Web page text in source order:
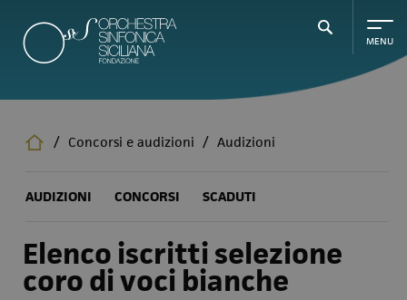
contenuto
principale
/ Concorsi e audizioni / Audizioni
AUDIZIONI CONCORSI SCADUTI
Elenco iscritti selezione
coro di voci bianche